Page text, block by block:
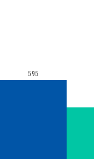
595